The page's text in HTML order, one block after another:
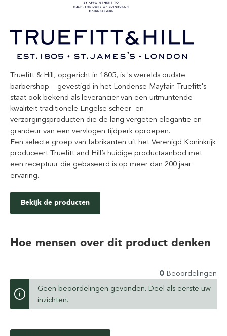
Truefitt & Hill, opgericht in 1805, is 's werelds oudste
barbershop – gevestigd in het Londense Mayfair. Truefitt's
staat ook bekend als leverancier van een uitmuntende
kwaliteit traditionele Engelse scheer- en
verzorgingsproducten die de lang vergeten elegantie en
grandeur van een vervlogen tijdperk oproepen.
Een selecte groep van fabrikanten uit het Verenigd Koninkrijk
produceert Truefitt and Hill’s huidige productaanbod met
een receptuur die gebaseerd is op meer dan 200 jaar
ervaring.
Bekijk de producten
Hoe mensen over dit product denken
0 Beoordelingen
Geen beoordelingen gevonden. Deel als eerste uw
inzichten.